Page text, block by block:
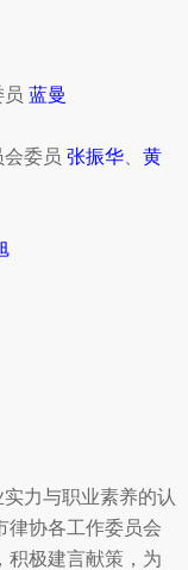
蓝曼
委员 张振华、 黄
力与职业素养的认
律协各工作委员会
积极建言献策，为